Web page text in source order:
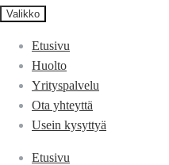
Valikko
Etusivu
Huolto
Yrityspalvelu
Ota yhteyttä
Usein kysyttyä
Etusivu